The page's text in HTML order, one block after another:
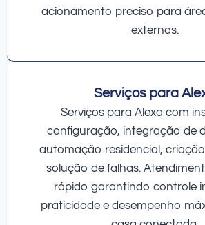
acionamento preciso para
externas.
Serviços para
Serviços para Alexa com
configuração, integração de
automação residencial,
solução de falhas.
rápido garantindo controle
praticidade e desempenho